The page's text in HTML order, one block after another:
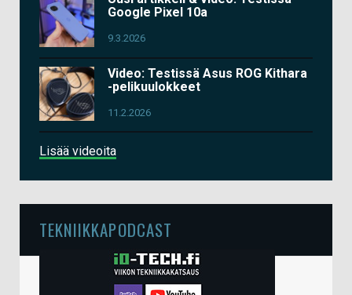
Google Pixel 10a
9.3.2026
Video: Testissä Asus ROG Kithara
-pelikuulokkeet
11.2.2026
Lisää videoita
TEKNIIKKAPODCAST